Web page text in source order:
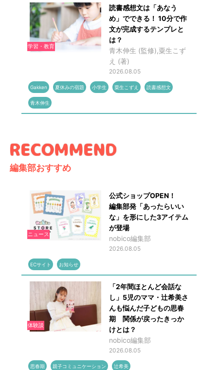
学習・教育
読書感想文は「あなう
め」でできる！ 10分で作
文が完成するテンプレと
は？
青木伸生 (監修),粟生こず
え (著)
2026.08.05
Gakken 夏休みの宿題 小学生 粟生こずえ 読書感想文
青木伸生
編集部おすすめ
ニュース
公式ショップOPEN！
編集部発「あったらいい
な」を形にした3アイテム
が登場
nobico編集部
2026.08.05
ECサイト お知らせ
体験談
「2年間ほとんど会話な
し」5児のママ・辻希美さ
んも悩んだ子どもの思春
期 関係が戻ったきっか
けとは？
nobico編集部
2026.08.05
思春期 親子コミュニケーション 辻希美